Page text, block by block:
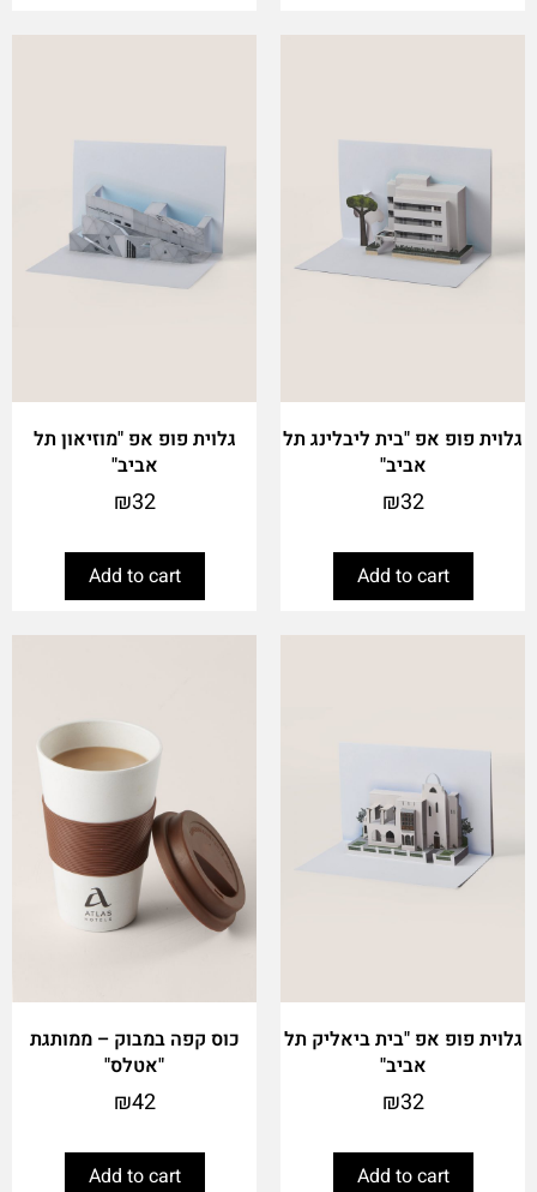
גלוית פופ אפ "בית ליבלינג תל
אביב"
₪32
Add to cart
גלוית פופ אפ "מוזיאון תל
אביב"
₪32
Add to cart
גלוית פופ אפ "בית ביאליק תל
אביב"
₪32
Add to cart
כוס קפה במבוק – ממותגת
"אטלס"
₪42
Add to cart